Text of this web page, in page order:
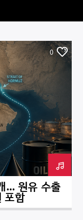
0
… 원유 수출
포함